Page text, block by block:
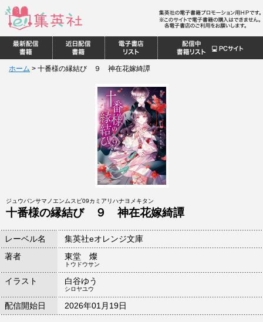
ホーム > 十番様の縁結び ９ 神在花嫁綺譚
ジュウバンサマノエンムスビ09カミアリハナヨメキタン
十番様の縁結び ９ 神在花嫁綺譚
レーベル名
集英社eオレンジ文庫
著者
東堂 燦
トウドウサン
イラスト 白谷ゆう
シロヤユウ
配信開始日 2026年01月19日